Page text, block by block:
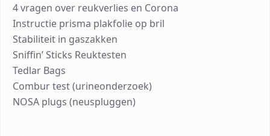
4 vragen over reukverlies en Corona
Instructie prisma plakfolie op bril
Stabiliteit in gaszakken
Sniffin’ Sticks Reuktesten
Tedlar Bags
Combur test (urineonderzoek)
NOSA plugs (neuspluggen)